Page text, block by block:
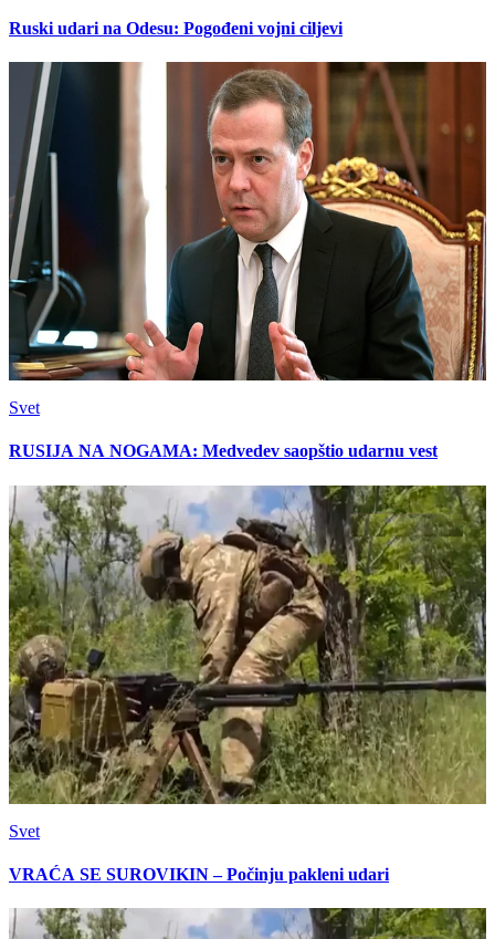
Ruski udari na Odesu: Pogođeni vojni ciljevi
Svet
RUSIJA NA NOGAMA: Medvedev saopštio udarnu vest
Svet
VRAĆA SE SUROVIKIN – Počinju pakleni udari